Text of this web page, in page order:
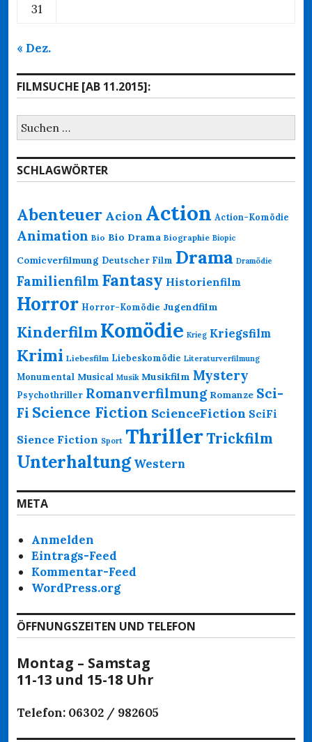
31
« Dez.
FILMSUCHE [AB 11.2015]:
Suchen
nach:
SCHLAGWÖRTER
Abenteuer Acion Action Action-Komödie
Animation Bio Bio Drama Biographie Biopic
Comicverfilmung Deutscher Film Drama Dramödie
Familienfilm Fantasy Historienfilm
Horror Horror-Komödie Jugendfilm
KinderfilmKomödie Krieg Kriegsfilm
Krimi Liebesfilm Liebeskomödie Literaturverfilmung
Monumental Musical Musik Musikfilm Mystery
Psychothriller Romanverfilmung Romanze Sci-
Fi Science Fiction ScienceFiction SciFi
Sience Fiction Sport ThrillerTrickfilm
Unterhaltung Western
META
Anmelden
Eintrags-Feed
Kommentar-Feed
WordPress.org
ÖFFNUNGSZEITEN UND TELEFON
Montag – Samstag
11-13 und 15-18 Uhr
Telefon: 06302 / 982605